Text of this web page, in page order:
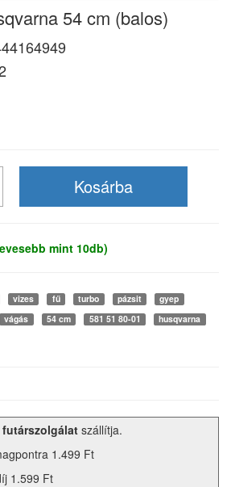
54 cm (balos)
mint 10db)
vizes fű turbo pázsit
gyep
vágás 54 cm 581 51 80-01
husqvarna
futárszolgálatszállítja.
1.499 Ft
1.599 Ft